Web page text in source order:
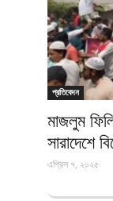
প্রতিবেদন
মাজলুম
সারাদেশে
এপ্রিল ৭, ২০২৫